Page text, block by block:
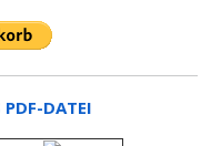
PDF-DATEI